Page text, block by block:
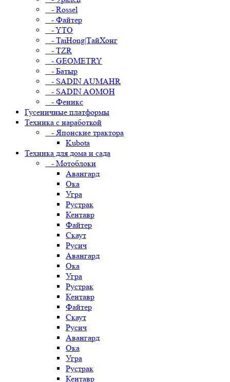
- Rossel
- Файтер
- YTO
- TaiHong|ТайХонг
- TZR
- GEOMETRY
- Батыр
- SADIN AUMAHR
- SADIN AOMOH
- Феникс
Гусеничные платформы
Техника с наработкой
- Японские трактора
Kubota
Техника для дома и сада
- Мотоблоки
Авангард
Ока
Угра
Рустрак
Кентавр
Файтер
Скаут
Русич
Авангард
Ока
Угра
Рустрак
Кентавр
Файтер
Скаут
Русич
Авангард
Ока
Угра
Рустрак
Кентавр